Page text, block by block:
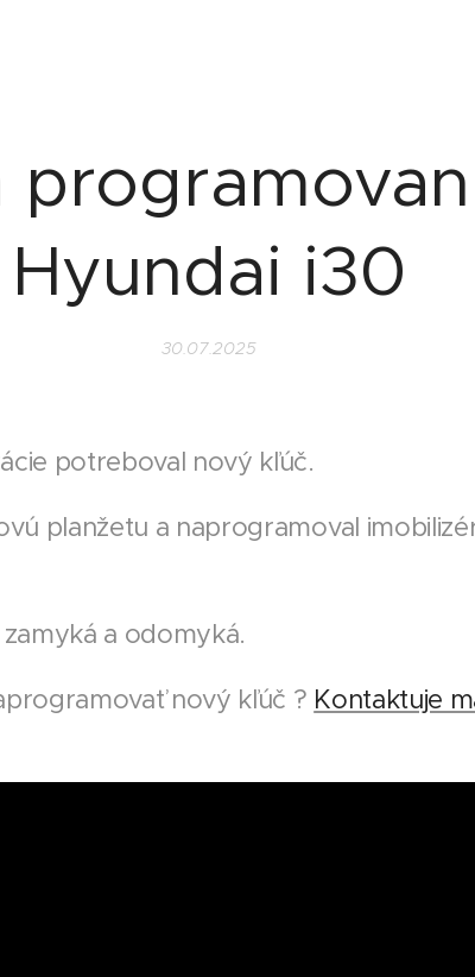
Hyundai i30
30.07.2025
potreboval nový kľúč.
planžetu a naprogramoval
a odomyká.
nový kľúč ? Kontaktuje